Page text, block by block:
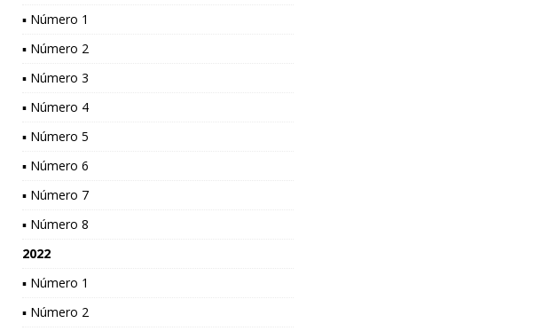
▪ Número 1
▪ Número 2
▪ Número 3
▪ Número 4
▪ Número 5
▪ Número 6
▪ Número 7
▪ Número 8
2022
▪ Número 1
▪ Número 2